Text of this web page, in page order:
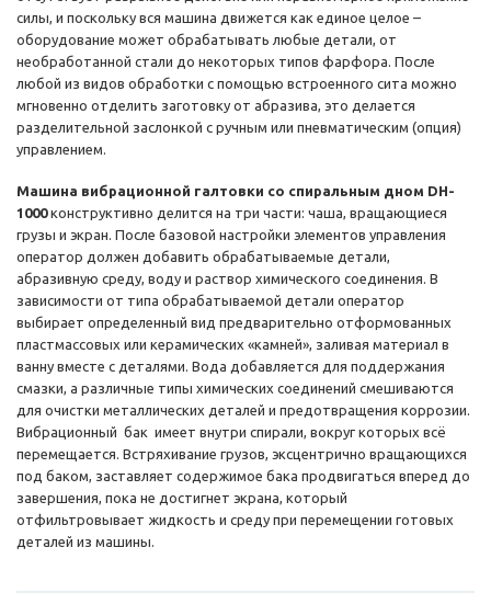
силы, и поскольку вся машина движется как единое целое –
оборудование может обрабатывать любые детали, от
необработанной стали до некоторых типов фарфора. После
любой из видов обработки с помощью встроенного сита можно
мгновенно отделить заготовку от абразива, это делается
разделительной заслонкой с ручным или пневматическим (опция)
управлением.
Машина вибрационной галтовки со спиральным дном DH-
1000конструктивно делится на три части: чаша, вращающиеся
грузы и экран. После базовой настройки элементов управления
оператор должен добавить обрабатываемые детали,
абразивную среду, воду и раствор химического соединения. В
зависимости от типа обрабатываемой детали оператор
выбирает определенный вид предварительно отформованных
пластмассовых или керамических «камней», заливая материал в
ванну вместе с деталями. Вода добавляется для поддержания
смазки, а различные типы химических соединений смешиваются
для очистки металлических деталей и предотвращения коррозии.
Вибрационный бак имеет внутри спирали, вокруг которых всё
перемещается. Встряхивание грузов, эксцентрично вращающихся
под баком, заставляет содержимое бака продвигаться вперед до
завершения, пока не достигнет экрана, который
отфильтровывает жидкость и среду при перемещении готовых
деталей из машины.